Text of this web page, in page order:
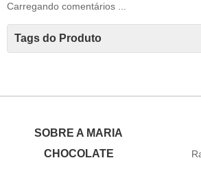
Carregando comentários ...
Tags do Produto
SOBRE A MARIA
CHOCOLATE